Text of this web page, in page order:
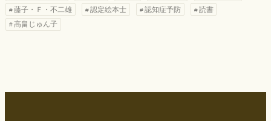
藤子・Ｆ・不二雄
認定絵本士 認知症予防
読書
高畠じゅん子